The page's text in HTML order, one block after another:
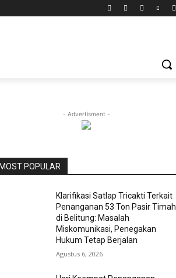
- Advertisment -
MOST POPULAR
Klarifikasi Satlap Tricakti Terkait
Penanganan 53 Ton Pasir Timah
di Belitung: Masalah
Miskomunikasi, Penegakan
Hukum Tetap Berjalan
Agustus 6, 2026